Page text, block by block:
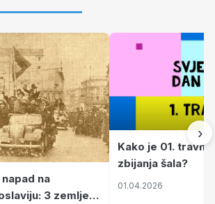
napad na
3 zemlje
Kako je 01.
zbijanja šala?
01.04.2026
›